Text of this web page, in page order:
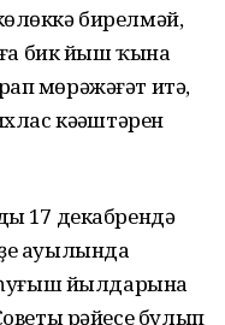
бирелмәй,
бик йыш ҡына
мөрәжәғәт итә,
кәңәштәрен
17 де­кабрендә
ауылында
һуғыш йылдарына
рәйесе булып